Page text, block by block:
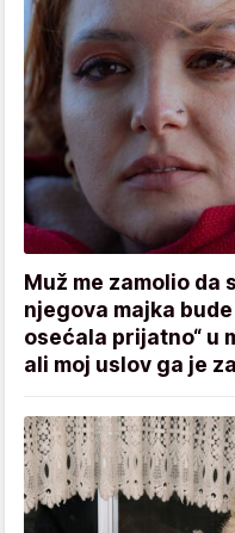
Muž me zamolio da
njegova majka
osećala prijatno“ u
ali moj uslov ga je